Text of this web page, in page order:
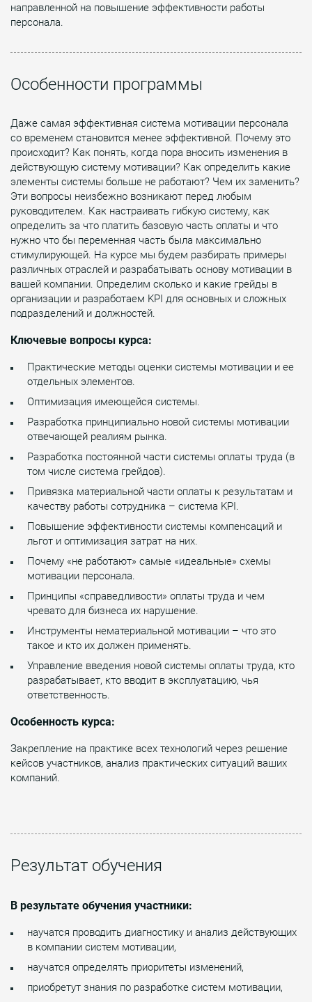
направленной на повышение эффективности работы
персонала.
Особенности программы
Даже самая эффективная система мотивации персонала
со временем становится менее эффективной. Почему это
происходит? Как понять, когда пора вносить изменения в
действующую систему мотивации? Как определить какие
элементы системы больше не работают? Чем их заменить?
Эти вопросы неизбежно возникают перед любым
руководителем. Как настраивать гибкую систему, как
определить за что платить базовую часть оплаты и что
нужно что бы переменная часть была максимально
стимулирующей. На курсе мы будем разбирать примеры
различных отраслей и разрабатывать основу мотивации в
вашей компании. Определим сколько и какие грейды в
организации и разработаем KPI для основных и сложных
подразделений и должностей.
Ключевые вопросы курса:
Практические методы оценки системы мотивации и ее
отдельных элементов.
Оптимизация имеющейся системы.
Разработка принципиально новой системы мотивации
отвечающей реалиям рынка.
Разработка постоянной части системы оплаты труда (в
том числе система грейдов).
Привязка материальной части оплаты к результатам и
качеству работы сотрудника – система KPI.
Повышение эффективности системы компенсаций и
льгот и оптимизация затрат на них.
Почему «не работают» самые «идеальные» схемы
мотивации персонала.
Принципы «справедливости» оплаты труда и чем
чревато для бизнеса их нарушение.
Инструменты нематериальной мотивации – что это
такое и кто их должен применять.
Управление введения новой системы оплаты труда, кто
разрабатывает, кто вводит в эксплуатацию, чья
ответственность.
Особенность курса:
Закрепление на практике всех технологий через решение
кейсов участников, анализ практических ситуаций ваших
компаний.
Результат обучения
В результате обучения участники:
научатся проводить диагностику и анализ действующих
в компании систем мотивации,
научатся определять приоритеты изменений,
приобретут знания по разработке систем мотивации,